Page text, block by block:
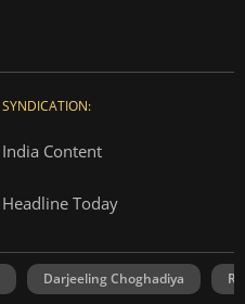
SYNDICATION:
India Content
Headline Today
Darjeeling Choghadiya